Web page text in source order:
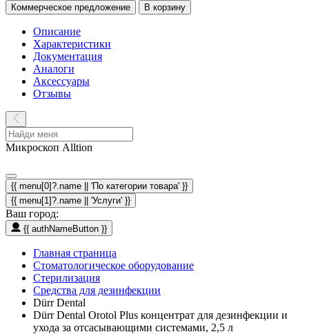
Коммерческое предложение В корзину
Описание
Характеристики
Документация
Аналоги
Аксессуары
Отзывы
Микроскоп Alltion
{{ menu[0]?.name || 'По категории товара' }}
{{ menu[1]?.name || 'Услуги' }}
Ваш город:
{{ authNameButton }}
Главная страница
Стоматологическое оборудование
Стерилизация
Средства для дезинфекции
Dürr Dental
Dürr Dental Orotol Plus концентрат для дезинфекции и
ухода за отсасывающими системами, 2,5 л